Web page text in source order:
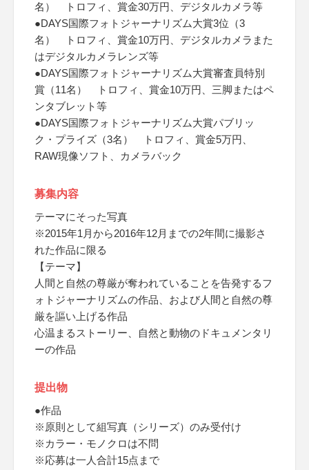
名） トロフィ、賞金30万円、デジタルカメラ等
●DAYS国際フォトジャーナリズム大賞3位（3
名） トロフィ、賞金10万円、デジタルカメラまた
はデジタルカメラレンズ等
●DAYS国際フォトジャーナリズム大賞審査員特別
賞（11名） トロフィ、賞金10万円、三脚またはペ
ンタブレット等
●DAYS国際フォトジャーナリズム大賞パブリッ
ク・プライズ（3名） トロフィ、賞金5万円、
RAW現像ソフト、カメラバック
募集内容
テーマにそった写真
※2015年1月から2016年12月までの2年間に撮影さ
れた作品に限る
【テーマ】
人間と自然の尊厳が奪われていることを告発するフ
ォトジャーナリズムの作品、および人間と自然の尊
厳を謳い上げる作品
心温まるストーリー、自然と動物のドキュメンタリ
ーの作品
提出物
●作品
※原則として組写真（シリーズ）のみ受付け
※カラー・モノクロは不問
※応募は一人合計15点まで